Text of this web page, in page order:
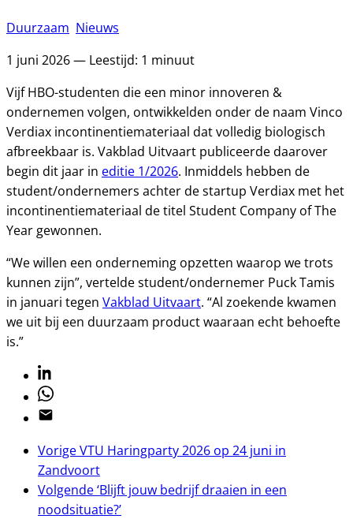
Duurzaam Nieuws
1 juni 2026 — Leestijd: 1 minuut
Vijf HBO-studenten die een minor innoveren &
ondernemen volgen, ontwikkelden onder de naam Vinco
Verdiax incontinentiemateriaal dat volledig biologisch
afbreekbaar is. Vakblad Uitvaart publiceerde daarover
begin dit jaar in editie 1/2026. Inmiddels hebben de
student/ondernemers achter de startup Verdiax met het
incontinentiemateriaal de titel Student Company of The
Year gewonnen.
“We willen een onderneming opzetten waarop we trots
kunnen zijn”, vertelde student/ondernemer Puck Tamis
in januari tegen Vakblad Uitvaart. “Al zoekende kwamen
we uit bij een duurzaam product waaraan echt behoefte
is.”
Linkedin
Whatsapp
Email
VorigeVTU Haringparty 2026 op 24 juni in
Zandvoort
Volgende‘Blijft jouw bedrijf draaien in een
noodsituatie?’